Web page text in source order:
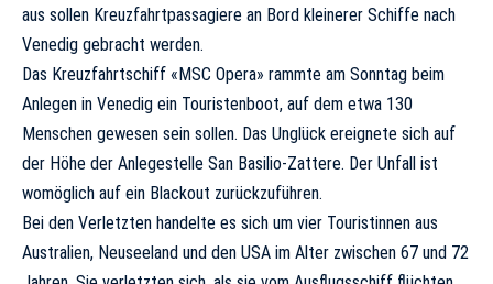
aus sollen Kreuzfahrtpassagiere an Bord kleinerer Schiffe nach
Venedig gebracht werden.
Das Kreuzfahrtschiff «MSC Opera» rammte am Sonntag beim
Anlegen in Venedig ein Touristenboot, auf dem etwa 130
Menschen gewesen sein sollen. Das Unglück ereignete sich auf
der Höhe der Anlegestelle San Basilio-Zattere. Der Unfall ist
womöglich auf ein Blackout zurückzuführen.
Bei den Verletzten handelte es sich um vier Touristinnen aus
Australien, Neuseeland und den USA im Alter zwischen 67 und 72